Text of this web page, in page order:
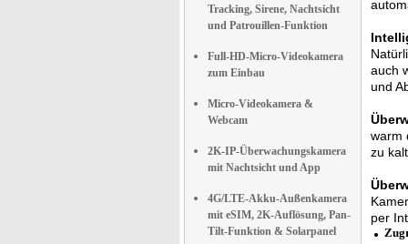
Tracking, Sirene, Nachtsicht
und Patrouillen-Funktion
Full-HD-Micro-Videokamera
zum Einbau
Micro-Videokamera &
Webcam
2K-IP-Überwachungskamera
mit Nachtsicht und App
4G/LTE-Akku-Außenkamera
mit eSIM, 2K-Auflösung, Pan-
Tilt-Funktion & Solarpanel
auch
und
warm
zu
per